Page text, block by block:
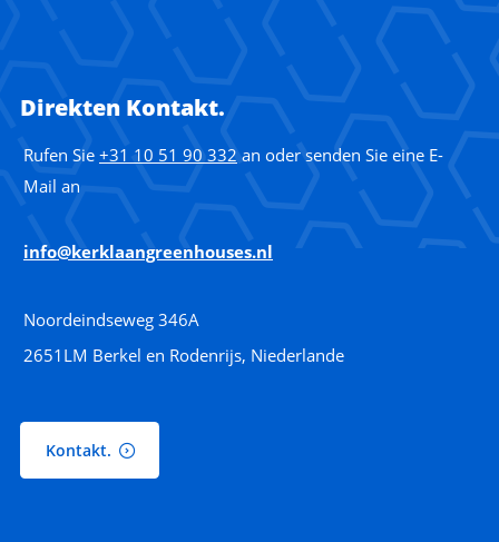
Direkten Kontakt.
Rufen Sie +31 10 51 90 332 an oder senden Sie eine E-
Mail an
info@kerklaangreenhouses.nl
Noordeindseweg 346A
2651LM Berkel en Rodenrijs, Niederlande
Kontakt.